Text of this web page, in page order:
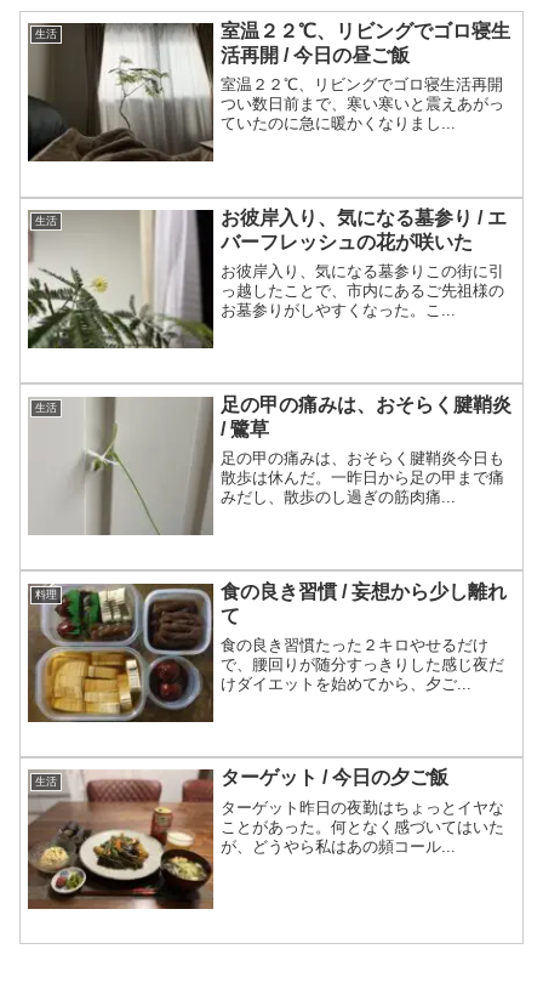
生活
室温２２℃、リビングでゴロ寝生
活再開 / 今日の昼ご飯
室温２２℃、リビングでゴロ寝生活再開
つい数日前まで、寒い寒いと震えあがっ
ていたのに急に暖かくなりまし...
生活
お彼岸入り、気になる墓参り / エ
バーフレッシュの花が咲いた
お彼岸入り、気になる墓参りこの街に引
っ越したことで、市内にあるご先祖様の
お墓参りがしやすくなった。こ...
生活
足の甲の痛みは、おそらく腱鞘炎
/ 鷺草
足の甲の痛みは、おそらく腱鞘炎今日も
散歩は休んだ。一昨日から足の甲まで痛
みだし、散歩のし過ぎの筋肉痛...
料理
食の良き習慣 / 妄想から少し離れ
て
食の良き習慣たった２キロやせるだけ
で、腰回りが随分すっきりした感じ夜だ
けダイエットを始めてから、夕ご...
生活 ターゲット / 今日の夕ご飯
ターゲット昨日の夜勤はちょっとイヤな
ことがあった。何となく感づいてはいた
が、どうやら私はあの頻コール...